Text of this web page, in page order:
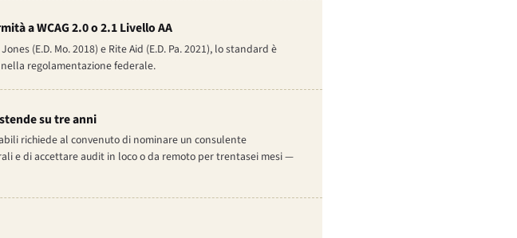
a WCAG 2.0 o 2.1 Livello AA
(E.D. Mo. 2018) e Rite Aid (E.D. Pa. 2021), lo standard è
regolamentazione federale.
su tre anni
richiede al convenuto di nominare un consulente
e di accettare audit in loco o da remoto per trentasei mesi —